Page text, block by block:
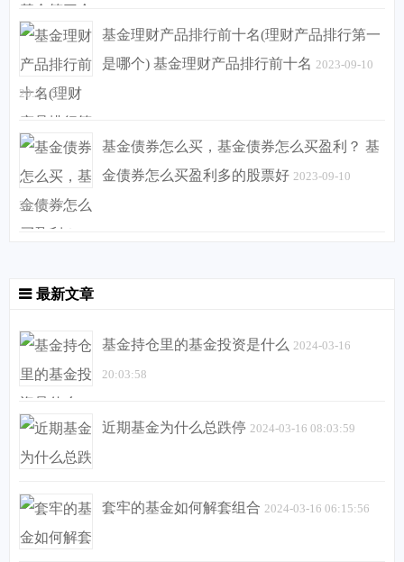
基金理财产品排行前十名(理财产品排行第一
是哪个) 基金理财产品排行前十名 2023-09-10
20:21:55
基金债券怎么买，基金债券怎么买盈利？ 基
金债券怎么买盈利多的股票好 2023-09-10
20:45:57
最新文章
基金持仓里的基金投资是什么 2024-03-16
20:03:58
近期基金为什么总跌停 2024-03-16 08:03:59
套牢的基金如何解套组合 2024-03-16 06:15:56